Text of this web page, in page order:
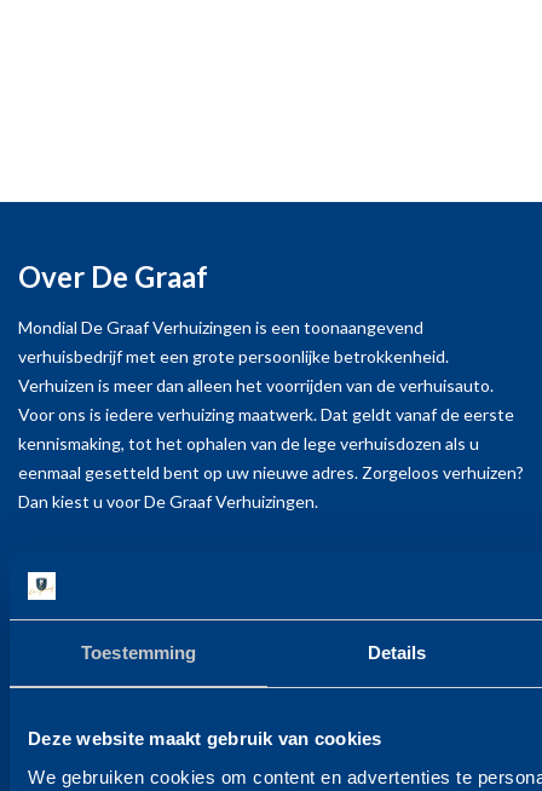
Toestemming Details
Deze website maakt gebruik van cookies
We gebruiken cookies om content en advertenties te
en aandacht voor detail.
prettig. De verhuizers waren vriendelijk, vrolijk en
zorgden voor een positieve en ontspannen sfeer,
wat zeker heeft bijgedragen aan een stressvrije
verhuisdag voor de cliënten en ons team.
Ook hun flexibiliteit en bereidheid om mee te
denken waren indrukwekkend. Onverwachte
situaties werden zonder problemen opgelost en
soepel en binnen de geplande tijd verliep. Ze
wensen te plaatsen, wat de overgang voor de
Kortom, De Graaf Verhuizingen heeft onze
Over De Graaf
Mondial De Graaf Verhuizingen is een toonaangevend
verhuisbedrijf met een grote persoonlijke betrokkenheid.
Verhuizen is meer dan alleen het voorrijden van de verhuisauto.
Voor ons is iedere verhuizing maatwerk. Dat geldt vanaf de eerste
kennismaking, tot het ophalen van de lege verhuisdozen als u
eenmaal gesetteld bent op uw nieuwe adres. Zorgeloos verhuizen?
Dan kiest u voor De Graaf Verhuizingen.
Contact
Mondial de Graaf verhuizingen bv
Berenkoog 83
T +31 72 - 564 16 25